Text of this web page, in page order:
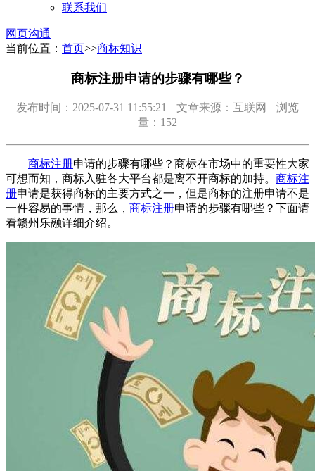
联系我们
网页沟通
当前位置： 首页>>商标知识
商标注册申请的步骤有哪些？
发布时间：2025-07-31 11:55:21 文章来源：互联网
浏览
量：152
商标注册申请的步骤有哪些？商标在市场中的重要性大家
可想而知，商标入驻各大平台都是离不开商标的加持。 商标注
册申请是获得商标的主要方式之一，但是商标的注册申请不是
一件容易的事情，那么， 商标注册申请的步骤有哪些？下面请
看赣州乐融详细介绍。